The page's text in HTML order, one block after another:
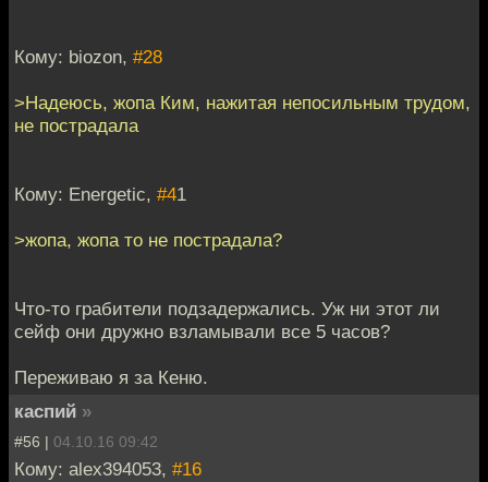
Кому: biozon, #28
>Надеюсь, жопа Ким, нажитая непосильным трудом,
не пострадала
Кому: Energetic, #41
>жопа, жопа то не пострадала?
Что-то грабители подзадержались. Уж ни этот ли
сейф они дружно взламывали все 5 часов?
Переживаю я за Кеню.
каспий »
#56 | 04.10.16 09:42
Кому: alex394053, #16